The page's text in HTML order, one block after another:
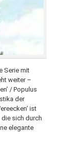
Serie mit
weiter –
/ Populus
der
ist
sich durch
elegante